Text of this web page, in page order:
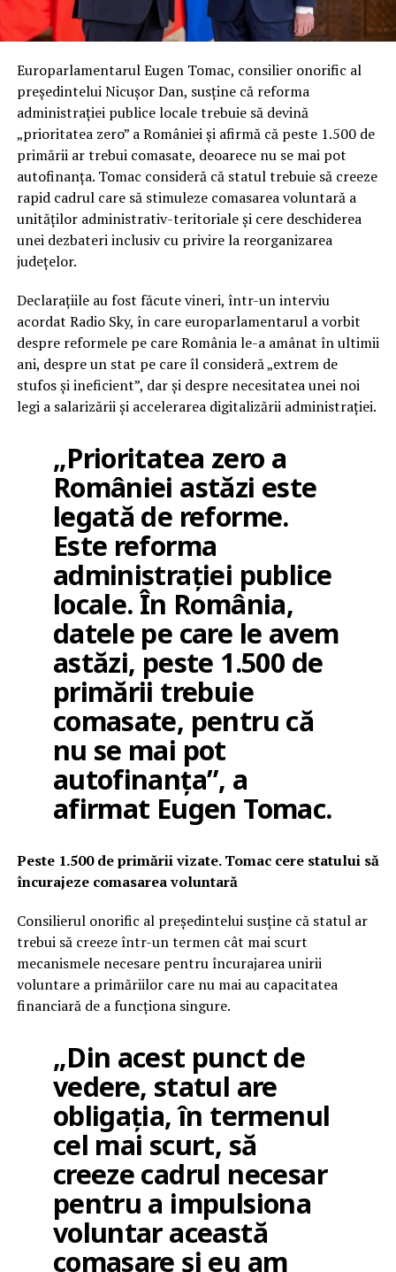
Europarlamentarul Eugen Tomac, consilier onorific al
președintelui Nicușor Dan, susține că reforma
administrației publice locale trebuie să devină
„prioritatea zero” a României și afirmă că peste 1.500 de
primării ar trebui comasate, deoarece nu se mai pot
autofinanța. Tomac consideră că statul trebuie să creeze
rapid cadrul care să stimuleze comasarea voluntară a
unităților administrativ-teritoriale și cere deschiderea
unei dezbateri inclusiv cu privire la reorganizarea
județelor.
Declarațiile au fost făcute vineri, într-un interviu
acordat Radio Sky, în care europarlamentarul a vorbit
despre reformele pe care România le-a amânat în ultimii
ani, despre un stat pe care îl consideră „extrem de
stufos și ineficient”, dar și despre necesitatea unei noi
legi a salarizării și accelerarea digitalizării administrației.
„Prioritatea zero a
României astăzi este
legată de reforme.
Este reforma
administrației publice
locale. În România,
datele pe care le avem
astăzi, peste 1.500 de
primării trebuie
comasate, pentru că
nu se mai pot
autofinanța”, a
afirmat Eugen Tomac.
Peste 1.500 de primării vizate. Tomac cere statului să
încurajeze comasarea voluntară
Consilierul onorific al președintelui susține că statul ar
trebui să creeze într-un termen cât mai scurt
mecanismele necesare pentru încurajarea unirii
voluntare a primăriilor care nu mai au capacitatea
financiară de a funcționa singure.
„Din acest punct de
vedere, statul are
obligația, în termenul
cel mai scurt, să
creeze cadrul necesar
pentru a impulsiona
voluntar această
comasare și eu am